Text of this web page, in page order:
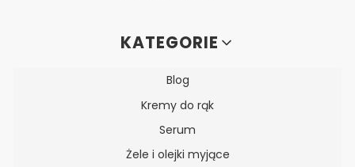
Linki w stopceKATEGORIE
Blog
Kremy do rąk
Serum
Żele i olejki myjące